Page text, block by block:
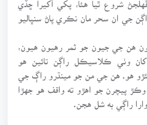
راڳن جي ان سحر مان نڪري پاڻ سنڀاليو
هن جي جيون جو ثمر رهيون هيون،
کان وٺي ڪلاسيڪل راڳن تائين هو
هو. هن جي من جو مينڌرو راڳ جي
پيچرن جو اهڙو ته واقف هو جهڙا
راڳي به شل هجن.